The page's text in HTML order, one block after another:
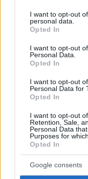
not limited to your visit
grant or deny consent
use your data for
consent section.
I want to opt-out
personal data.
Opted In
I want to opt-out
Personal Data.
Opted In
I want to opt-out
Personal Data for
Opted In
I want to opt-out
Retention, Sale,
Personal Data
Purposes for
Opted In
Google consents
Προηγούμενη
Απογευματινή